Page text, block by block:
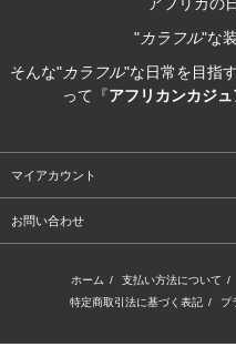
"カラフル"な
そんな"カラフル"な日常を目指
って『アフリカンカジ
マイアカウント
お問い合わせ
ホーム / 支払い方法について /
特定商取引法に基づく表記 / プ